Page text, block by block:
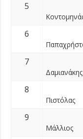
5
6
7
Δαμιανάκης
8
Πιστόλας
9
Μάλλιος